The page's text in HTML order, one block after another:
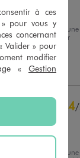
22/07/2026 , suite à une
du09/07/2026
par
Signaler
4/
, suite à une
à ces
» pour vous y
concernant
Valider » pour
modifier
« Gestion